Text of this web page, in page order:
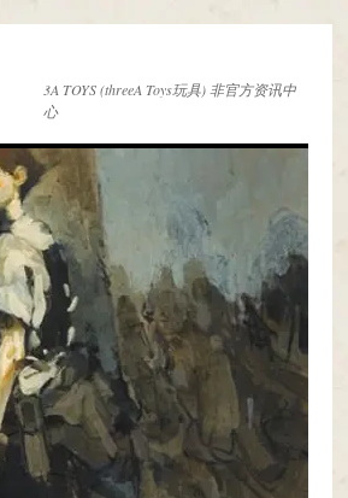
3A TOYS (threeA Toys玩具) 非官方资讯中
心